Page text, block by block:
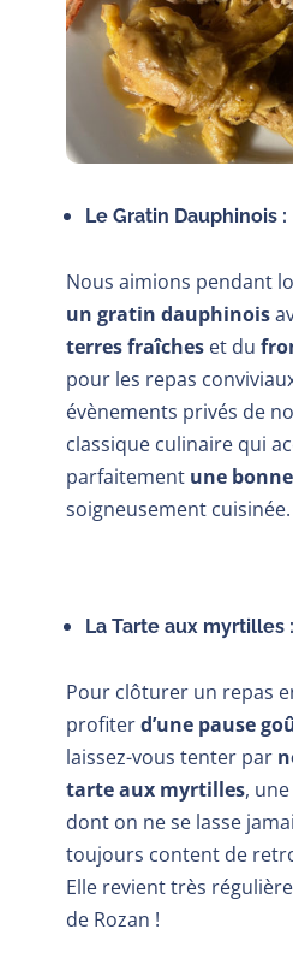
Le Gratin Dauphinois :
Nous aimions pendant
un gratin dauphinois
terres fraîcheset du
pour les repas
évènements privés de
classique culinaire qui
parfaitement une
soigneusement cuisinée.
La Tarte aux myrtilles :
Pour clôturer un repas
profiterd’une pause
laissez-vous tenter par
tarte aux myrtilles,
dont on ne se lasse
toujours content de
Elle revient très
de Rozan !